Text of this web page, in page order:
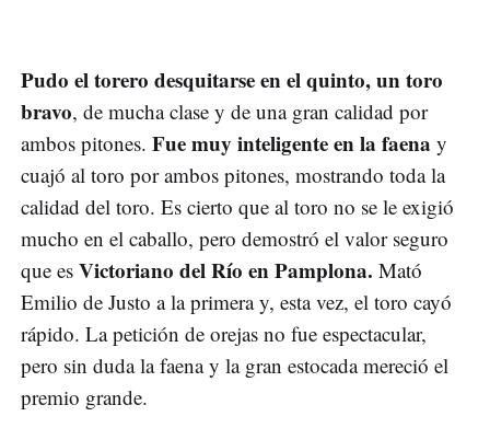
Pudo el torero desquitarse en el quinto, un toro
bravo, de mucha clase y de una gran calidad por
ambos pitones. Fue muy inteligente en la faena y
cuajó al toro por ambos pitones, mostrando toda la
calidad del toro. Es cierto que al toro no se le exigió
mucho en el caballo, pero demostró el valor seguro
que es Victoriano del Río en Pamplona. Mató
Emilio de Justo a la primera y, esta vez, el toro cayó
rápido. La petición de orejas no fue espectacular,
pero sin duda la faena y la gran estocada mereció el
premio grande.